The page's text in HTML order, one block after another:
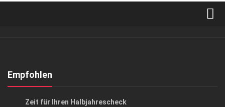
Kontakt, Impressum
Empfohlen
Zeit für Ihren Halbjahrescheck